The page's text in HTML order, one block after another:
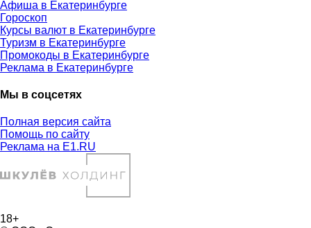
Афиша в Екатеринбурге
Гороскоп
Курсы валют в Екатеринбурге
Туризм в Екатеринбурге
Промокоды в Екатеринбурге
Реклама в Екатеринбурге
Мы в соцсетях
Полная версия сайта
Помощь по сайту
Реклама на E1.RU
18+